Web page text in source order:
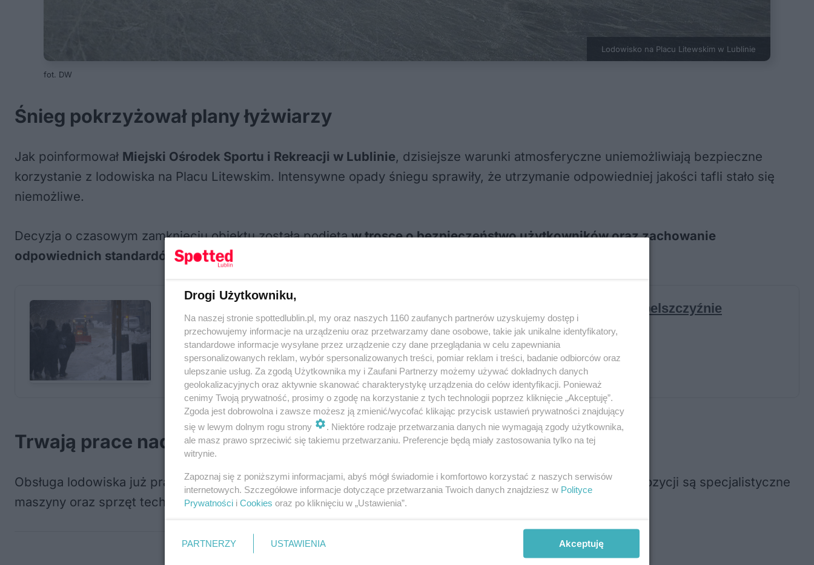
Lodowisko na Placu Litewskim w Lublinie
fot. DW
Śnieg pokrzyżował plany łyżwiarzy
Jak poinformował Miejski Ośrodek Sportu i Rekreacji w Lublinie, dzisiejsze warunki atmosferyczne uniemożliwiają bezpieczne
korzystanie z lodowiska na Placu Litewskim. Intensywne opady śniegu sprawiły, że utrzymanie odpowiedniej jakości tafli stało się
niemożliwe.
Decyzja o czasowym zamknięciu obiektu została podjętaw trosce o bezpieczeństwo użytkowników oraz zachowanie
odpowiednich standardów technicznych lodu
Trwają prace nad przywróceniem tafli
Obsługa lodowiska już pracuje nad usunięciem śniegu i przywróceniem tafli do właściwego stanu. Do dyspozycji są specjalistyczne
maszyny oraz sprzęt techniczny, jednak wszystko zależy od dalszego przebiegu pogody.
Drogi Użytkowniku,
Na naszej stronie spottedlublin.pl, my oraz naszych 1160 zaufanych partnerów uzyskujemy dostęp i
przechowujemy informacje na urządzeniu oraz przetwarzamy dane osobowe, takie jak unikalne identyfikatory,
standardowe informacje wysyłane przez urządzenie czy dane przeglądania w celu zapewniania
spersonalizowanych reklam, wybór spersonalizowanych treści, pomiar reklam i treści, badanie odbiorców oraz
ulepszanie usług. Za zgodą Użytkownika my i Zaufani Partnerzy możemy używać dokładnych danych
geolokalizacyjnych oraz aktywnie skanować charakterystykę urządzenia do celów identyfikacji. Ponieważ
cenimy Twoją prywatność, prosimy o zgodę na korzystanie z tych technologii poprzez kliknięcie „Akceptuję”.
Zgoda jest dobrowolna i zawsze możesz ją zmienić/wycofać klikając przycisk ustawień prywatności znajdujący
się w lewym dolnym rogu strony
. Niektóre rodzaje przetwarzania danych nie wymagają zgody użytkownika,
ale masz prawo sprzeciwić się takiemu przetwarzaniu. Preferencje będą miały zastosowania tylko na tej
witrynie.
Zapoznaj się z poniższymi informacjami, abyś mógł świadomie i komfortowo korzystać z naszych serwisów
internetowych. Szczegółowe informacje dotyczące przetwarzania Twoich danych znajdziesz w Polityce
Prywatności i Cookies oraz po kliknięciu w „Ustawienia”.
PARTNERZY USTAWIENIA Akceptuję